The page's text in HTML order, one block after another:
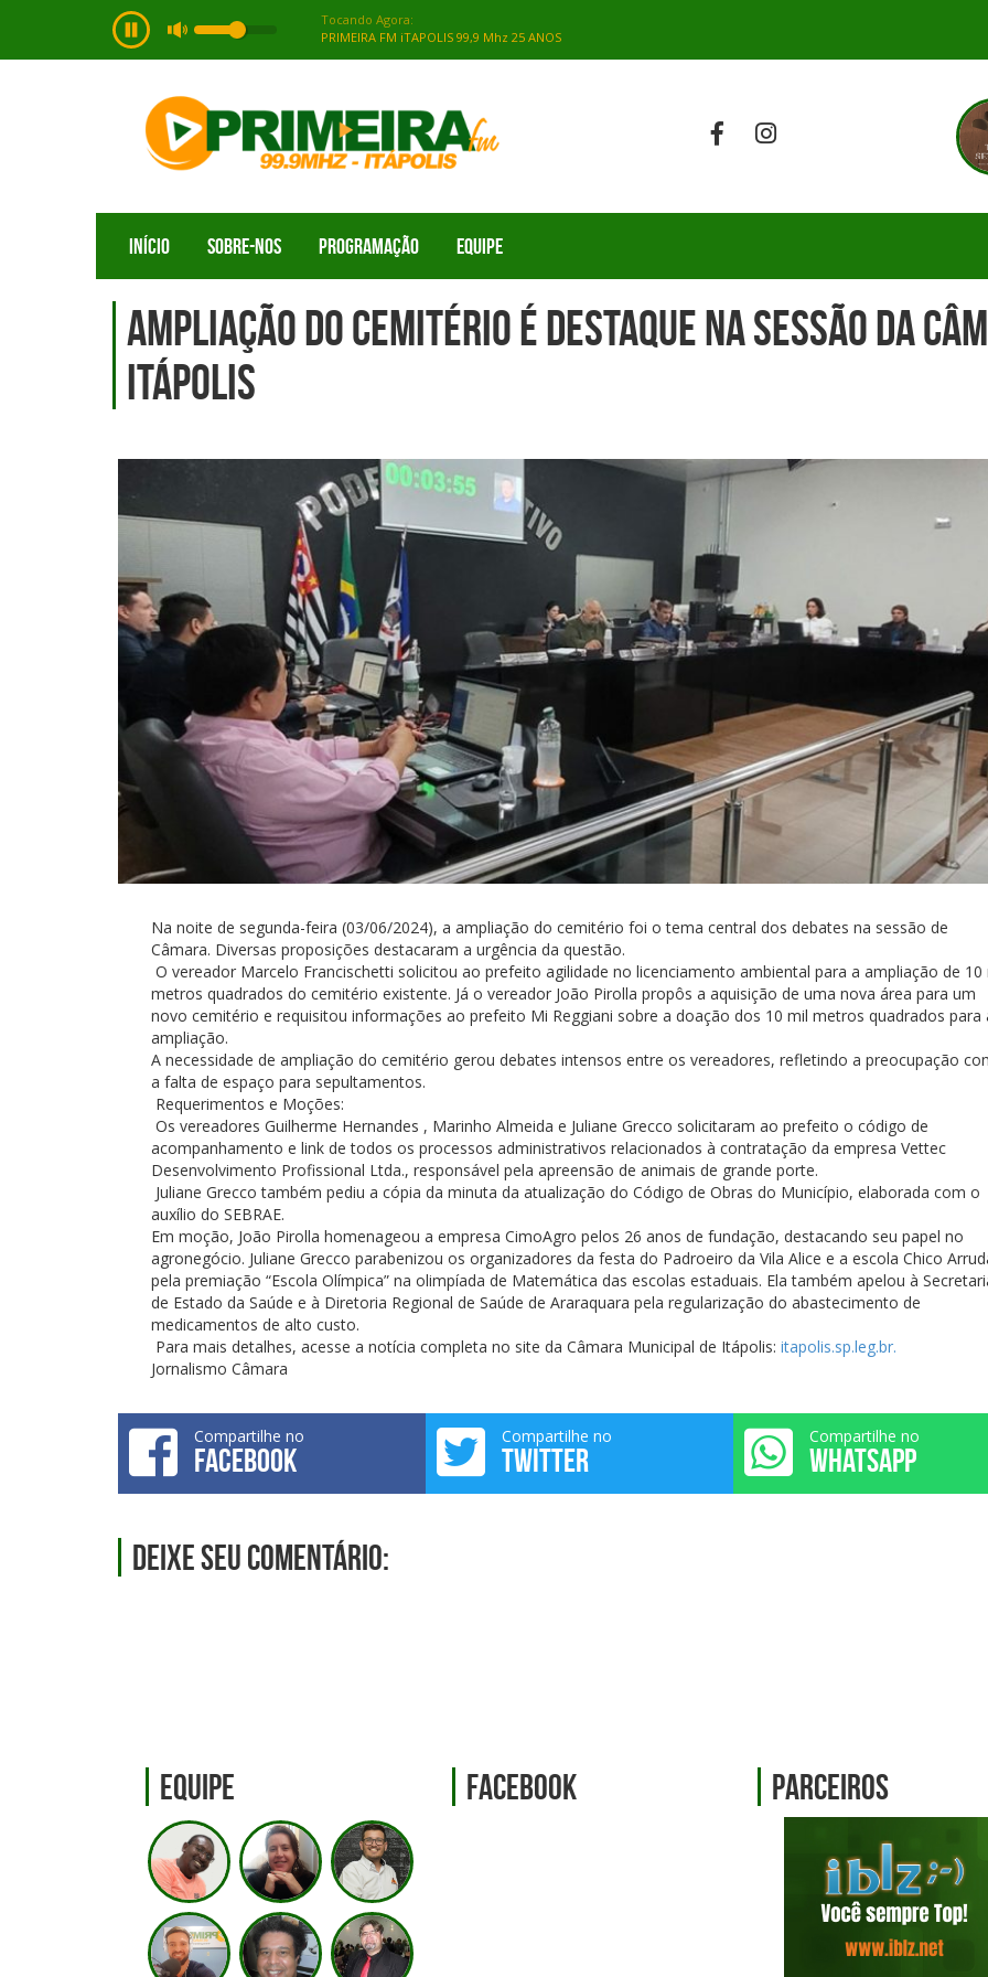
INÍCIO SOBRE-NOS PROGRAMAÇÃO EQUIPE
Ampliação do Cemitério é Destaque na Sessão da
Itápolis
Na noite de segunda-feira (03/06/2024), a ampliação do cemitério foi o tema central dos debates na sessão de
Câmara. Diversas proposições destacaram a urgência da questão.
O vereador Marcelo Francischetti solicitou ao prefeito agilidade no licenciamento ambiental para a ampliação de 10
metros quadrados do cemitério existente. Já o vereador João Pirolla propôs a aquisição de uma nova área para um
novo cemitério e requisitou informações ao prefeito Mi Reggiani sobre a doação dos 10 mil metros quadrados para
ampliação.
A necessidade de ampliação do cemitério gerou debates intensos entre os vereadores, refletindo a preocupação
a falta de espaço para sepultamentos.
Requerimentos e Moções:
Os vereadores Guilherme Hernandes , Marinho Almeida e Juliane Grecco solicitaram ao prefeito o código de
acompanhamento e link de todos os processos administrativos relacionados à contratação da empresa Vettec
Desenvolvimento Profissional Ltda., responsável pela apreensão de animais de grande porte.
Juliane Grecco também pediu a cópia da minuta da atualização do Código de Obras do Município, elaborada com o
auxílio do SEBRAE.
Em moção, João Pirolla homenageou a empresa CimoAgro pelos 26 anos de fundação, destacando seu papel no
agronegócio. Juliane Grecco parabenizou os organizadores da festa do Padroeiro da Vila Alice e a escola Chico
pela premiação “Escola Olímpica” na olimpíada de Matemática das escolas estaduais. Ela também apelou à
de Estado da Saúde e à Diretoria Regional de Saúde de Araraquara pela regularização do abastecimento de
medicamentos de alto custo.
Para mais detalhes, acesse a notícia completa no site da Câmara Municipal de Itápolis: itapolis.sp.leg.br.
Jornalismo Câmara
Compartilhe no
FACEBOOK
Compartilhe no
TWITTER
Compartilhe no
WHATSAPP
Deixe seu comentário:
Equipe Facebook Parceiros